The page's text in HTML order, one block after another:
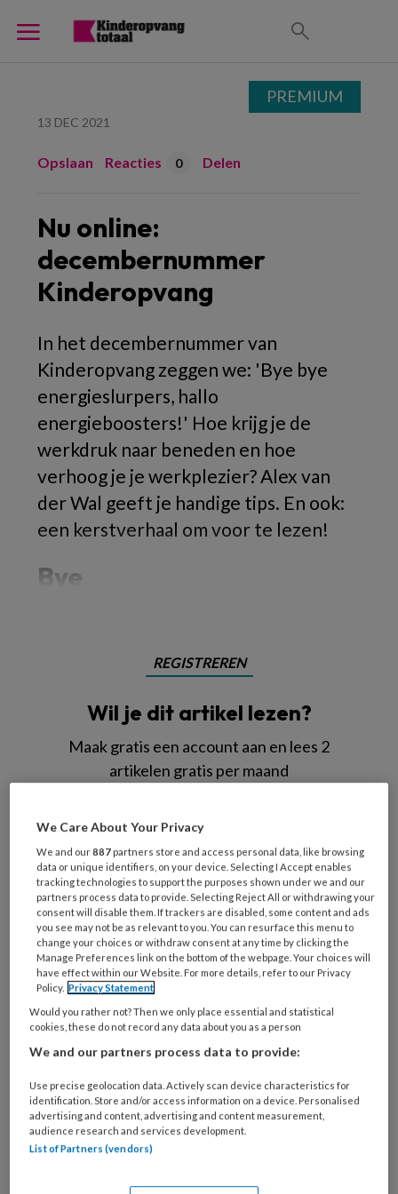
13 DEC 2021
Opslaan Reacties 0 Delen
Nu online:
decembernummer
Kinderopvang
In het decembernummer van
Kinderopvang zeggen we: 'Bye bye
energieslurpers, hallo
energieboosters!' Hoe krijg je de
werkdruk naar beneden en hoe
verhoog je je werkplezier? Alex van
der Wal geeft je handige tips. En ook:
een kerstverhaal om voor te lezen!
Bye
REGISTREREN
Wil je dit artikel lezen?
Maak gratis een account aan en lees 2
artikelen gratis per maand
Wat
is
je
e-
mailadres?
* *
Kies
je
wachtwoord* *
Kies
je
functie *
welke
organisatie
werk
Untitled
Ontvang 2x per week de
PREMIUM
We Care About Your Privacy
We and our887 partners store and access personal data, like browsing
data or unique identifiers, on your device. Selecting I Accept enables
tracking technologies to support the purposes shown under we and our
partners process data to provide. Selecting Reject All or withdrawing your
consent will disable them. If trackers are disabled, some content and ads
you see may not be as relevant to you. You can resurface this menu to
change your choices or withdraw consent at any time by clicking the
Manage Preferences link on the bottom of the webpage. Your choices will
have effect within our Website. For more details, refer to our Privacy
Policy. Privacy Statement
Would you rather not? Then we only place essential and statistical
cookies, these do not record any data about you as a person
We and our partners process data to provide:
Use precise geolocation data. Actively scan device characteristics for
identification. Store and/or access information on a device. Personalised
advertising and content, advertising and content measurement,
audience research and services development.
List of Partners (vendors)